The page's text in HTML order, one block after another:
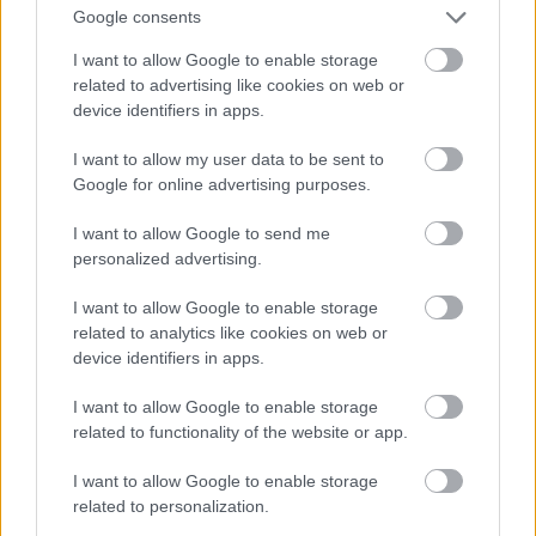
Google consents
I want to allow Google to enable storage
related to advertising like cookies on web or
device identifiers in apps.
I want to allow my user data to be sent to
Google for online advertising purposes.
I want to allow Google to send me
personalized advertising.
I want to allow Google to enable storage
related to analytics like cookies on web or
device identifiers in apps.
I want to allow Google to enable storage
related to functionality of the website or app.
I want to allow Google to enable storage
related to personalization.
Η θέα που άφησε ανοικτή σε αυτό το κομμάτι της
ζωής του, ήταν ταν έξι έργα του που είχε επιλέξει
να συνυπάρχουν μαζί με τους πίνακες κορυφαίων
ο εικαστικόςΠαναγιώτης Τέτσηςπου στα
δεκαπέντε του χρόνια, τον πρώτο χειμώνα του
Πολέμου, επισκέφτηκε το σπίτι του:
«στον
ελεύθερο τοίχο μεταξύ γραφείου και διαδρόμου
υπνοδωματίων, στον πιο μεγάλο της τραπεζαρίας,
εκεί που δεν παρεμβάλλονται ανοίγματα, στη μέση
μία σερβάντα και πάνω απ' αυτήν μια νεκρή φύση
του Χατζηκυριάκου. Πλάι, αριστερά και δεξιά ανά
δύο τοπία μικρών διαστάσεων, έργα του Πικιώνη».
«έργα μιας ωραίας
ζωγραφικής και αντιλήψεως η οποία πλησίαζε